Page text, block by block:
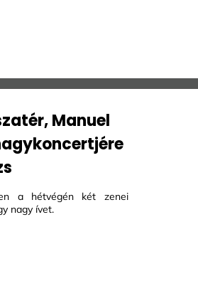
Manuel
a hétvégén két zenei
nagy ívet.